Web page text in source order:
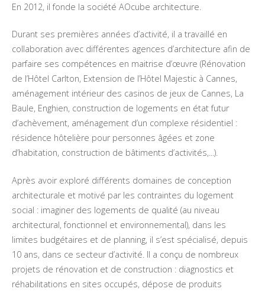
En 2012, il fonde la société AOcube architecture.
Durant ses premières années d’activité, il a travaillé en
collaboration avec différentes agences d’architecture afin de
parfaire ses compétences en maitrise d’œuvre (Rénovation
de l’Hôtel Carlton, Extension de l’Hôtel Majestic à Cannes,
aménagement intérieur des casinos de jeux de Cannes, La
Baule, Enghien, construction de logements en état futur
d’achèvement, aménagement d’un complexe résidentiel :
résidence hôtelière pour personnes âgées et zone
d’habitation, construction de bâtiments d’activités,...).
Après avoir exploré différents domaines de conception
architecturale et motivé par les contraintes du logement
social : imaginer des logements de qualité (au niveau
architectural, fonctionnel et environnemental), dans les
limites budgétaires et de planning, il s’est spécialisé, depuis
10 ans, dans ce secteur d’activité. Il a conçu de nombreux
projets de rénovation et de construction : diagnostics et
réhabilitations en sites occupés, dépose de produits